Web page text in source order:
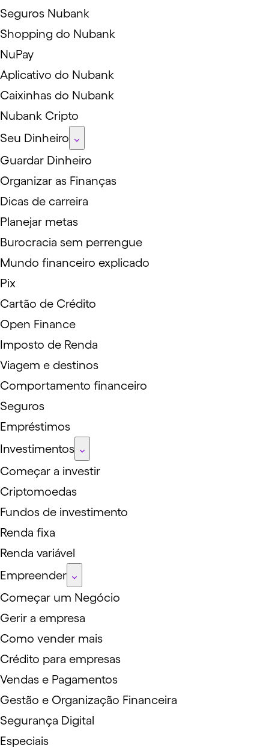
Seguros Nubank
Shopping do Nubank
NuPay
Aplicativo do Nubank
Caixinhas do Nubank
Nubank Cripto
Seu Dinheiro
Guardar Dinheiro
Organizar as Finanças
Dicas de carreira
Planejar metas
Burocracia sem perrengue
Mundo financeiro explicado
Pix
Cartão de Crédito
Open Finance
Imposto de Renda
Viagem e destinos
Comportamento financeiro
Seguros
Empréstimos
Investimentos
Começar a investir
Criptomoedas
Fundos de investimento
Renda fixa
Renda variável
Empreender
Começar um Negócio
Gerir a empresa
Como vender mais
Crédito para empresas
Vendas e Pagamentos
Gestão e Organização Financeira
Segurança Digital
Especiais